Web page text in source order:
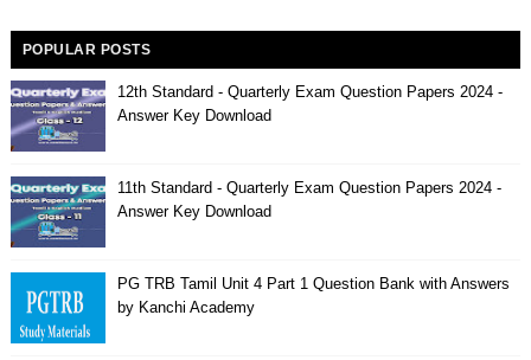
POPULAR POSTS
12th Standard - Quarterly Exam Question Papers 2024 -
Answer Key Download
11th Standard - Quarterly Exam Question Papers 2024 -
Answer Key Download
PG TRB Tamil Unit 4 Part 1 Question Bank with Answers
by Kanchi Academy